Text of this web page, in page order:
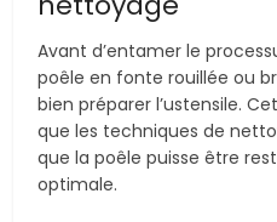
Avant d’entamer le
poêle en fonte rouillée ou
bien préparer l’ustensile.
que les techniques de
que la poêle puisse être
optimale.